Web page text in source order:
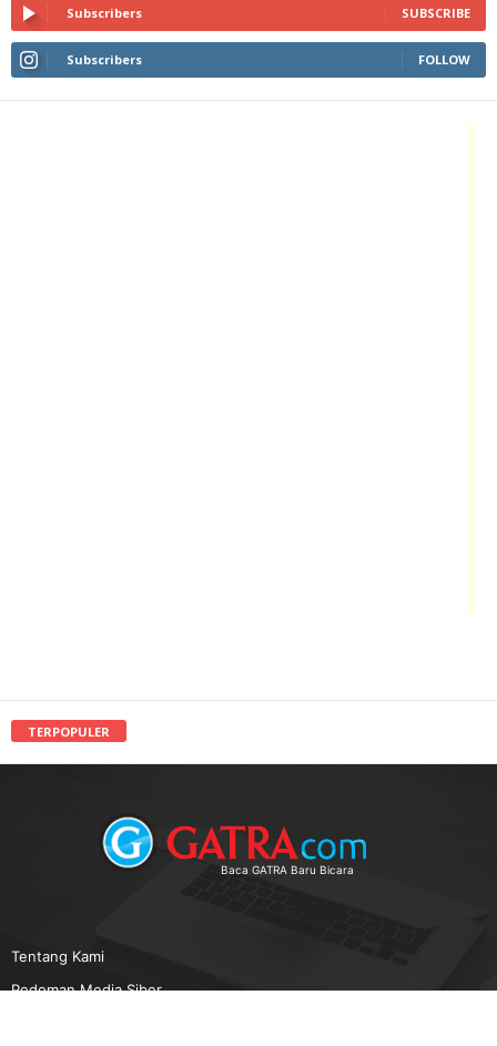
Subscribers SUBSCRIBE
Subscribers FOLLOW
TERPOPULER
Baca GATRA Baru Bicara
Tentang Kami
Pedoman Media Siber